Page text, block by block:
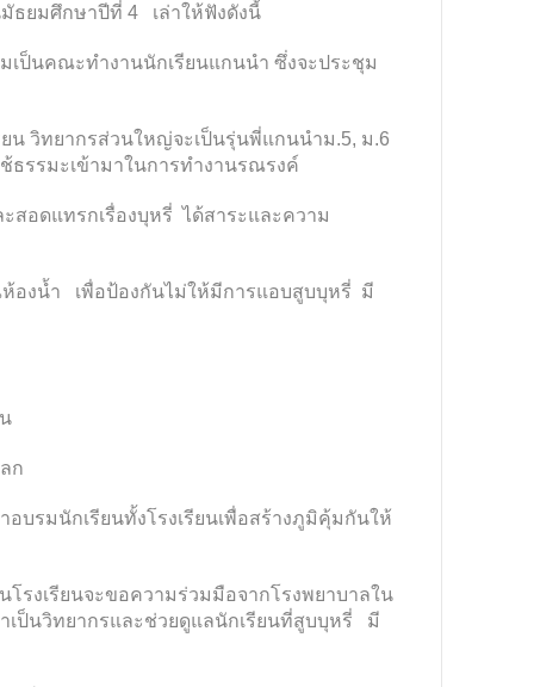
ธยมศึกษาปีที่ 4 เล่าให้ฟังดังนี้
เป็นคณะทำงานนักเรียนแกนนำ ซึ่งจะประชุม
วิทยากรส่วนใหญ่จะเป็นรุ่นพี่แกนนำม.5, ม.6
ธรรมะเข้ามาในการทำงานรณรงค์
อดแทรกเรื่องบุหรี่ ได้สาระและความ
ห้องน้ำ เพื่อป้องกันไม่ให้มีการแอบสูบบุหรี่ มี
ก
บรมนักเรียนทั้งโรงเรียนเพื่อสร้างภูมิคุ้มกันให้
งเรียนจะขอความร่วมมือจากโรงพยาบาลใน
เป็นวิทยากรและช่วยดูแลนักเรียนที่สูบบุหรี่ มี